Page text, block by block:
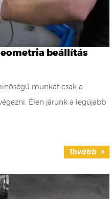
beállítás
munkát csak a
Élen járunk a legújabb
Tovább